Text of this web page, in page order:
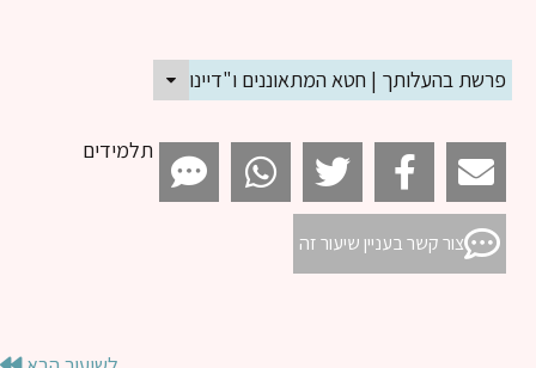
פרשת בהעלותך | חטא המתאוננים ו"דיינו הפרטי של כל אחד ואחד
תלמידים
צור קשר בעניין שיעור זה